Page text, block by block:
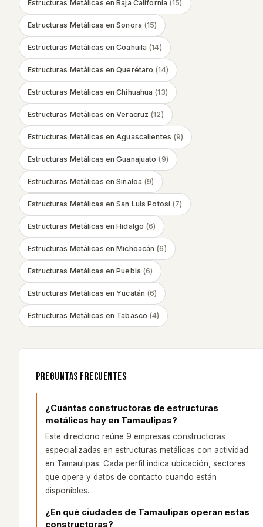
Estructuras Metálicas en Baja California (15)
Estructuras Metálicas enSonora (15)
Estructuras Metálicas enCoahuila (14)
Estructuras Metálicas enQuerétaro (14)
Estructuras Metálicas enChihuahua (13)
Estructuras Metálicas enVeracruz (12)
Estructuras Metálicas enAguascalientes (9)
Estructuras Metálicas enGuanajuato (9)
Estructuras Metálicas enSinaloa (9)
Estructuras Metálicas enSan Luis Potosí (7)
Estructuras Metálicas enHidalgo (6)
Estructuras Metálicas enMichoacán (6)
Estructuras Metálicas enPuebla (6)
Estructuras Metálicas enYucatán (6)
Estructuras Metálicas en Tabasco (4)
PREGUNTAS FRECUENTES
¿Cuántas constructoras de estructuras
metálicas hay en Tamaulipas?
Este directorio reúne 9 empresas constructoras
especializadas en estructuras metálicas con actividad
en Tamaulipas. Cada perfil indica ubicación, sectores
que opera y datos de contacto cuando están
disponibles.
¿En qué ciudades de Tamaulipas operan estas
constructoras?